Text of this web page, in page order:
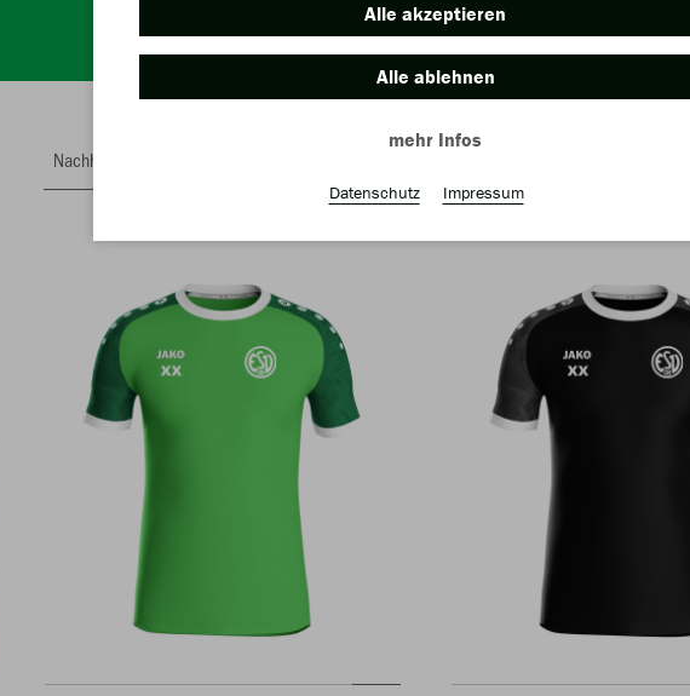
Nachhaltig
Alle akzeptieren
Alle ablehnen
mehr Infos
Datenschutz Impressum